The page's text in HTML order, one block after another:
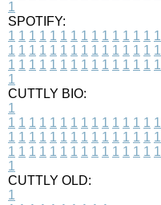
1
SPOTIFY:
1 1 1 1 1 1 1 1 1 1 1 1 1 1 1
1 1 1 1 1 1 1 1 1 1 1 1 1 1 1
1 1 1 1 1 1 1 1 1 1 1 1 1 1 1
1
CUTTLY BIO:
1
1 1 1 1 1 1 1 1 1 1 1 1 1 1 1
1 1 1 1 1 1 1 1 1 1 1 1 1 1 1
1 1 1 1 1 1 1 1 1 1 1 1 1 1 1
1
CUTTLY OLD:
1